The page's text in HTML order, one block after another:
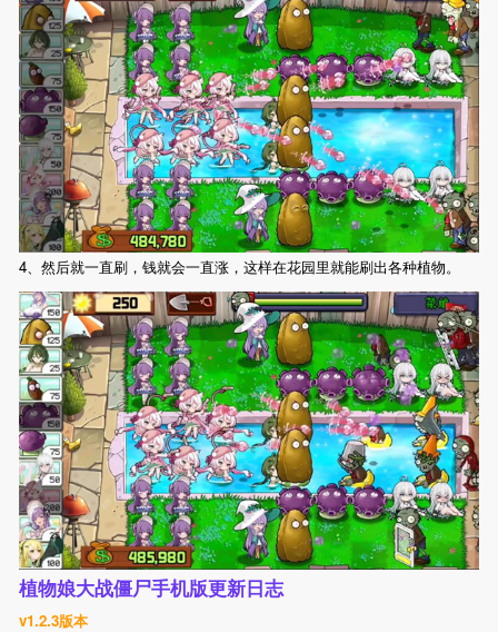
4、然后就一直刷，钱就会一直涨，这样在花园里就能刷出各种植物。
植物娘大战僵尸手机版更新日志
v1.2.3版本